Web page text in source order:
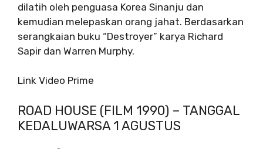
dilatih oleh penguasa Korea Sinanju dan
kemudian melepaskan orang jahat. Berdasarkan
serangkaian buku “Destroyer” karya Richard
Sapir dan Warren Murphy.
Link Video Prime
ROAD HOUSE (FILM 1990) – TANGGAL
KEDALUWARSA 1 AGUSTUS